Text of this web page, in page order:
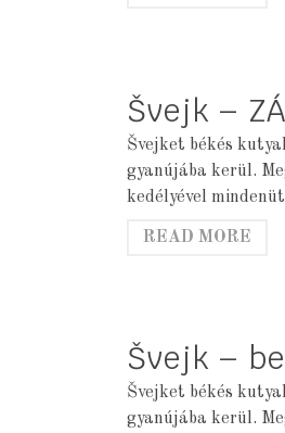
Švejk –
Švejket békés
gyanújába kerül.
kedélyével
READ MORE
Švejk –
Švejket békés
gyanújába kerül.